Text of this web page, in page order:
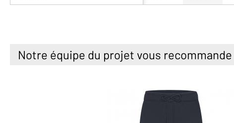
Notre équipe du projet vous recommande